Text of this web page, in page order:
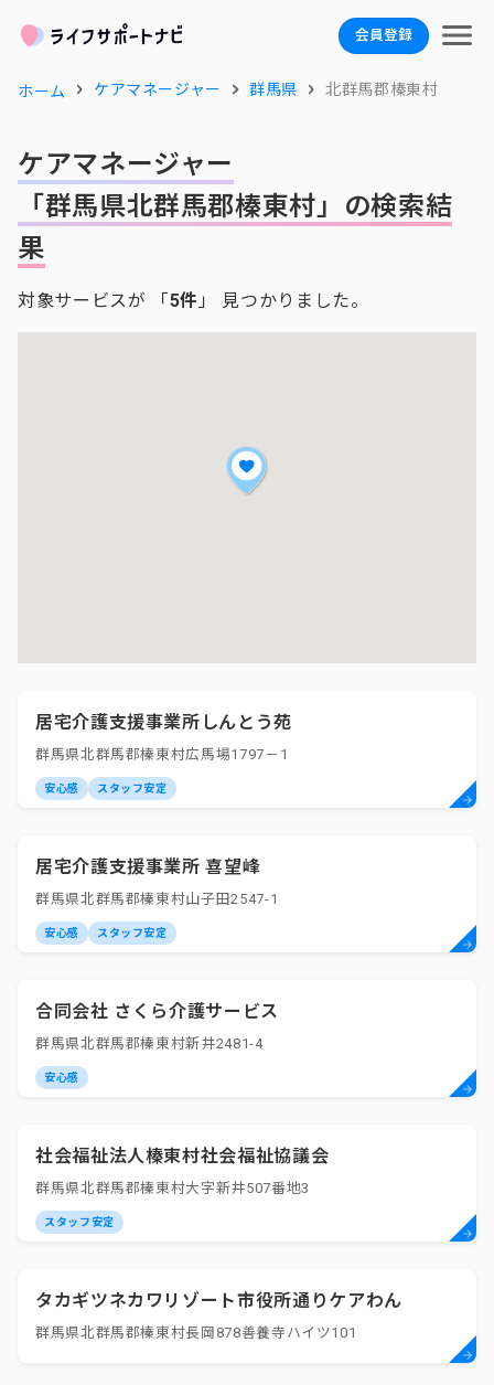
会員登録
ホーム ケアマネージャー 群馬県 北群馬郡榛東村
ケアマネージャー
「群馬県北群馬郡榛東村」の検索結
果
対象サービスが 「5件 」 見つかりました。
居宅介護支援事業所しんとう苑
群馬県北群馬郡榛東村広馬場1797－1
安心感 スタッフ安定
居宅介護支援事業所 喜望峰
群馬県北群馬郡榛東村山子田2547-1
安心感 スタッフ安定
合同会社 さくら介護サービス
群馬県北群馬郡榛東村新井2481-4
安心感
社会福祉法人榛東村社会福祉協議会
群馬県北群馬郡榛東村大字新井507番地3
スタッフ安定
タカギツネカワリゾート市役所通りケアわん
群馬県北群馬郡榛東村長岡878善養寺ハイツ101